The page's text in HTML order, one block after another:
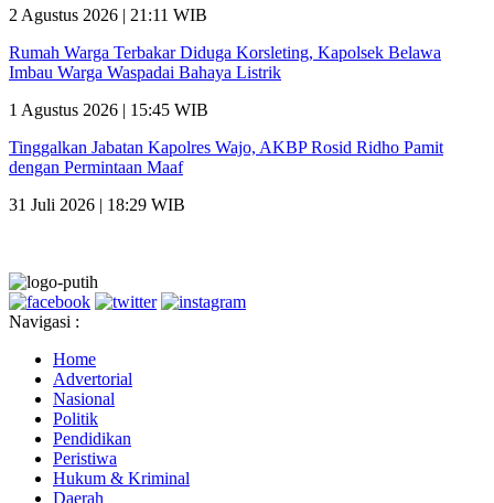
2 Agustus 2026 | 21:11 WIB
Rumah Warga Terbakar Diduga Korsleting, Kapolsek Belawa
Imbau Warga Waspadai Bahaya Listrik
1 Agustus 2026 | 15:45 WIB
Tinggalkan Jabatan Kapolres Wajo, AKBP Rosid Ridho Pamit
dengan Permintaan Maaf
31 Juli 2026 | 18:29 WIB
Navigasi :
Home
Advertorial
Nasional
Politik
Pendidikan
Peristiwa
Hukum & Kriminal
Daerah